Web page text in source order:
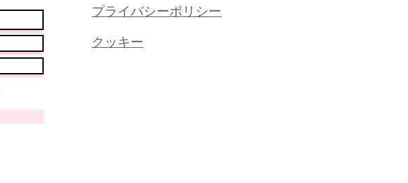
プライバシーポリシー
クッキー